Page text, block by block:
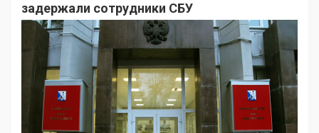
задержали сотрудники СБУ